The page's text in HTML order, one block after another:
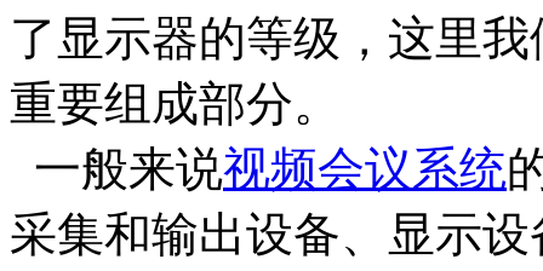
了显示器的等级，这里
重要组成部分。
一般来说视频会议系统
采集和输出设备、显示